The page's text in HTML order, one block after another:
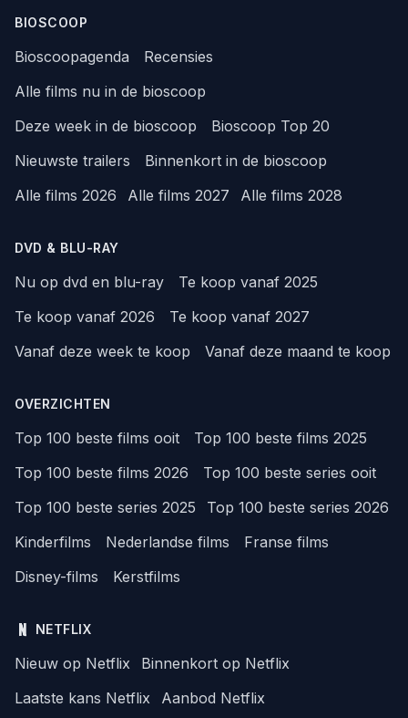
BIOSCOOP
Bioscoopagenda
Recensies
Alle films nu in de bioscoop
Deze week in de bioscoop
Bioscoop Top 20
Nieuwste trailers
Binnenkort in de bioscoop
Alle films 2026
Alle films 2027 Alle films 2028
DVD & BLU-RAY
Nu op dvd en blu-ray
Te koop vanaf 2025
Te koop vanaf 2026
Te koop vanaf 2027
Vanaf deze week te koop
Vanaf deze maand te koop
OVERZICHTEN
Top 100 beste films ooit
Top 100 beste films 2025
Top 100 beste films 2026
Top 100 beste series ooit
Top 100 beste series 2025
Top 100 beste series 2026
Kinderfilms
Nederlandse films
Franse films
Disney-films
Kerstfilms
NETFLIX
Nieuw op Netflix
Binnenkort op Netflix
Laatste kans Netflix
Aanbod Netflix